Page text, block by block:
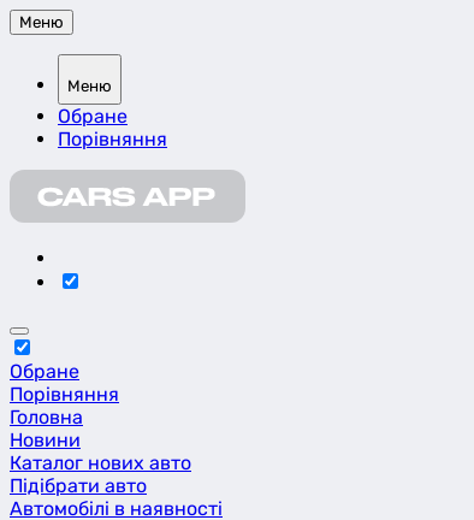
Меню
Меню
Обране
Порівняння
Обране
Порівняння
Головна
Новини
Каталог нових авто
Підібрати авто
Автомобілі в наявності